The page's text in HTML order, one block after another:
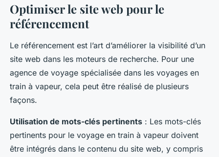
Optimiser le site web pour le
référencement
Le référencement est l’art d’améliorer la visibilité d’un
site web dans les moteurs de recherche. Pour une
agence de voyage spécialisée dans les voyages en
train à vapeur, cela peut être réalisé de plusieurs
façons.
Utilisation de mots-clés pertinents : Les mots-clés
pertinents pour le voyage en train à vapeur doivent
être intégrés dans le contenu du site web, y compris